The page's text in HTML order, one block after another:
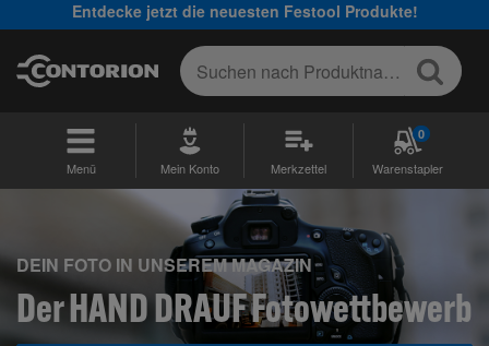
Entdecke jetzt die neuesten Festool Produkte!
Menü Mein Konto Merkzettel
0
Warenstapler
DEIN FOTO IN UNSEREM MAGAZIN
Der HAND DRAUF Fotowettbewerb